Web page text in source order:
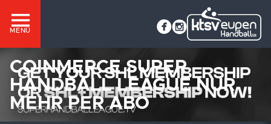
MENÜ
COINMERCE SUPER
HANDBALL LEAGUE NUR
MEHR PER ABO